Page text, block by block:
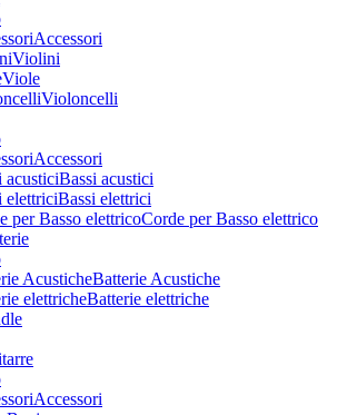
Accessori
Violini
Viole
Violoncelli
Accessori
Bassi acustici
Bassi elettrici
Corde per Basso elettrico
Batterie Acustiche
Batterie elettriche
Accessori